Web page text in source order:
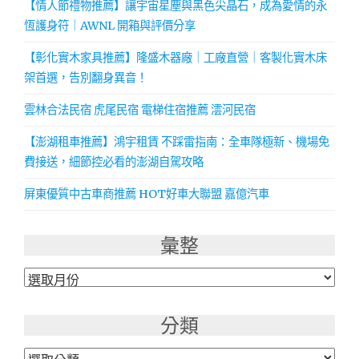
【情人節禮物推薦】讓宇宙星塵與黑色尖晶石，成為愛情的永
恆護身符｜AWNL 開箱與評價分享
【彰化實木家具推薦】隆盛木器廠｜工廠直營｜客製化實木床
架首選，告別翻身異音！
雲林合法民宿 虎尾民宿 電梯住宿推薦 澐河民宿
【澎湖租車推薦】鴻宇租賃 不踩雷指南：全車隊極新、機場免
費接送，細節控必看的澎湖自駕攻略
屏東優質中古車商推薦 HOT好車大聯盟 嘉億汽車
彙整
彙
分類